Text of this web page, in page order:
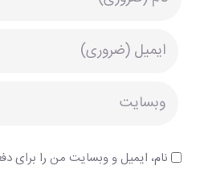
نام، ایمیل و وبسایت من را برای